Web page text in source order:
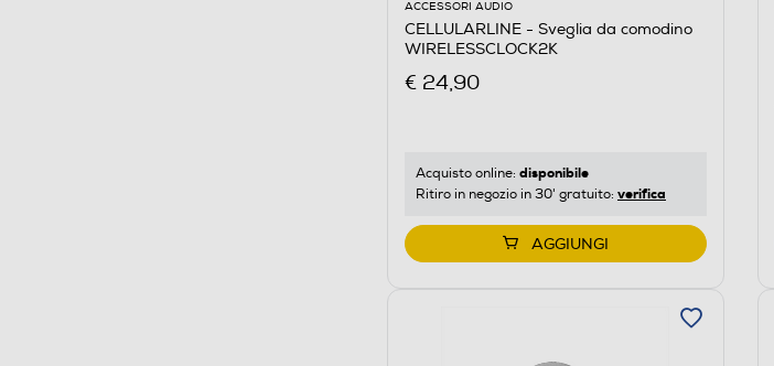
ACCESSORI AUDIO
CELLULARLINE - Sveglia da comodino
WIRELESSCLOCK2K
€ 24,90
Acquisto online: disponibile
Ritiro in negozio in 30' gratuito: verifica
AGGIUNGI